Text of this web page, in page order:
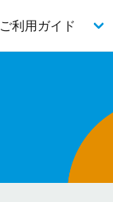
ご利用ガイド